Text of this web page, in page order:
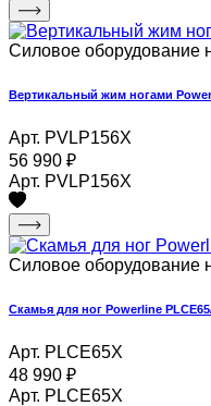
Силовое оборудование
Вертикальный жим ногами
Арт. PVLP156X
56 990 ₽
Арт. PVLP156X
Силовое оборудование
Скамья для ног Powerline
Арт. PLCE65X
48 990 ₽
Арт. PLCE65X